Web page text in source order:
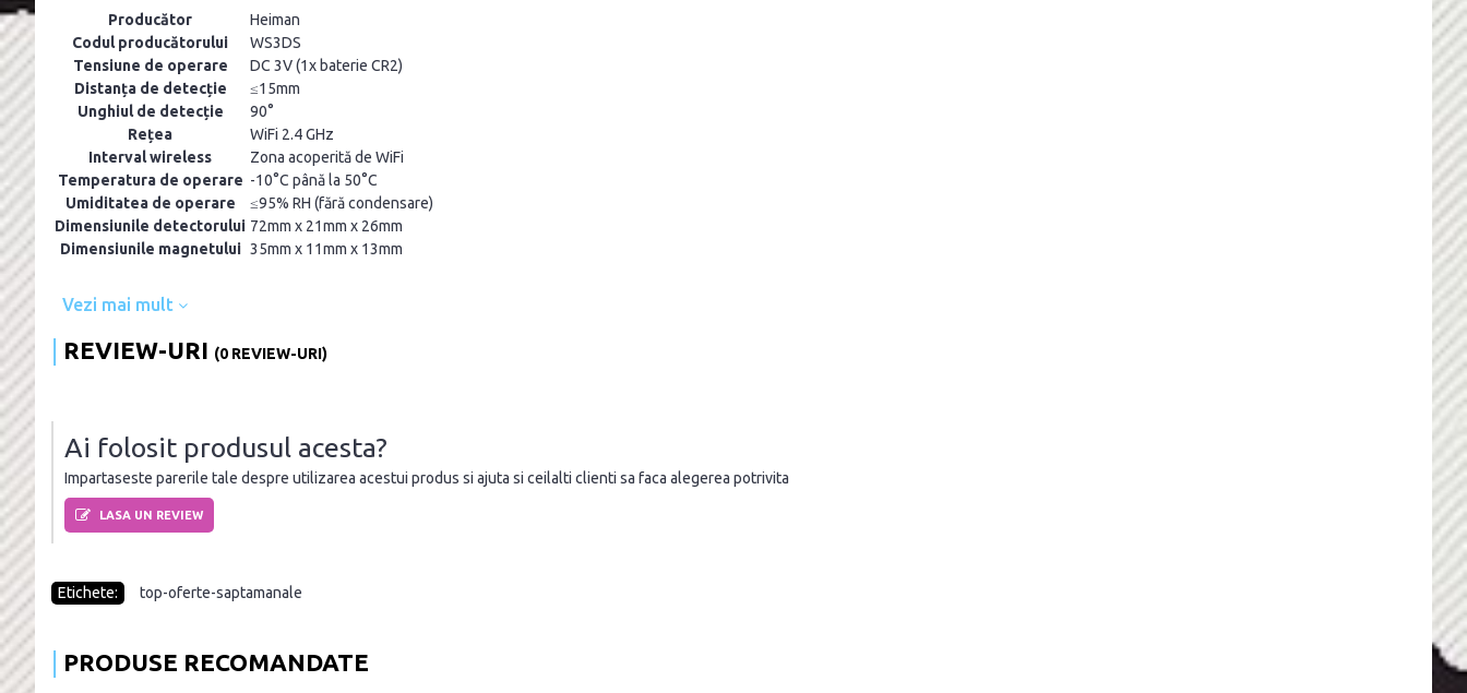
Producător
Heiman
Codul producătorului
WS3DS
Tensiune de operare
DC 3V (1x baterie CR2)
Distanța de detecție
≤15mm
Unghiul de detecție
90°
Rețea
WiFi 2.4 GHz
Interval wireless
Zona acoperită de WiFi
Temperatura de operare -10°C până la 50°C
Umiditatea de operare
≤95% RH (fără condensare)
Dimensiunile detectorului 72mm x 21mm x 26mm
Dimensiunile magnetului 35mm x 11mm x 13mm
Vezi mai mult
REVIEW-URI (0 REVIEW-URI)
Ai folosit produsul acesta?
Impartaseste parerile tale despre utilizarea acestui produs si ajuta si ceilalti clienti sa faca alegerea potrivita
LASA UN REVIEW
Etichete: top-oferte-saptamanale
PRODUSE RECOMANDATE